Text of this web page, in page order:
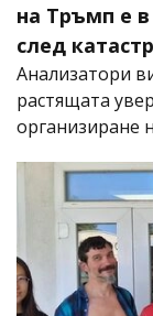
на Тръмп е
след
Анализатори
растящата
организиране